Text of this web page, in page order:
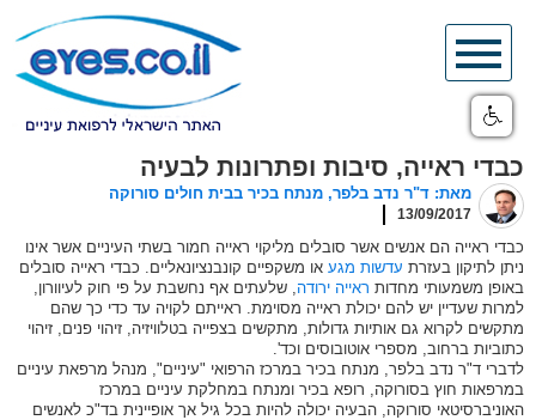
Skip
content
כבדי ראייה, סיבות ופתרונות לבעיה
מאת: ד"ר נדב בלפר, מנתח בכיר בבית חולים סורוקה
13/09/2017
כבדי ראייה הם אנשים אשר סובלים מליקוי ראייה חמור בשתי העיניים אשר אינו
ניתן לתיקון בעזרת עדשות מגע או משקפיים קונבנציונאליים. כבדי ראייה סובלים
באופן משמעותי מחדות ראייה ירודה, שלעתים אף נחשבת על פי חוק לעיוורון,
למרות שעדיין יש להם יכולת ראייה מסוימת. ראייתם לקויה עד כדי כך שהם
מתקשים לקרוא גם אותיות גדולות, מתקשים בצפייה בטלוויזיה, זיהוי פנים, זיהוי
כתוביות ברחוב, מספרי אוטובוסים וכד'.
לדברי ד"ר נדב בלפר, מנתח בכיר במרכז הרפואי "עיניים", מנהל מרפאת עיניים
במרפאות חוץ בסורוקה, רופא בכיר ומנתח במחלקת עיניים במרכז
האוניברסיטאי סורוקה, הבעיה יכולה להיות בכל גיל אך אופיינית בד"כ לאנשים